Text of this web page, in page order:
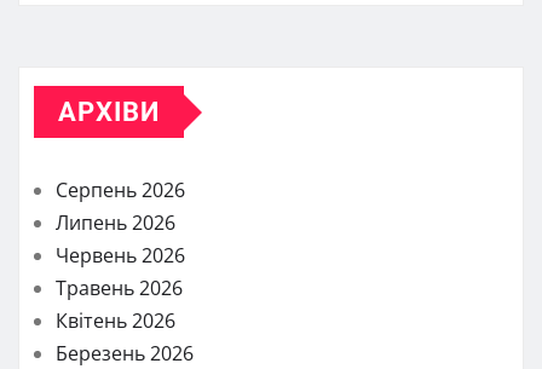
АРХІВИ
Серпень 2026
Липень 2026
Червень 2026
Травень 2026
Квітень 2026
Березень 2026